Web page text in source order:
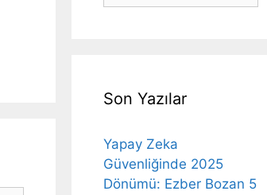
Son Yazılar
Yapay Zeka
Güvenliğinde 2025
Dönümü: Ezber Bozan 5